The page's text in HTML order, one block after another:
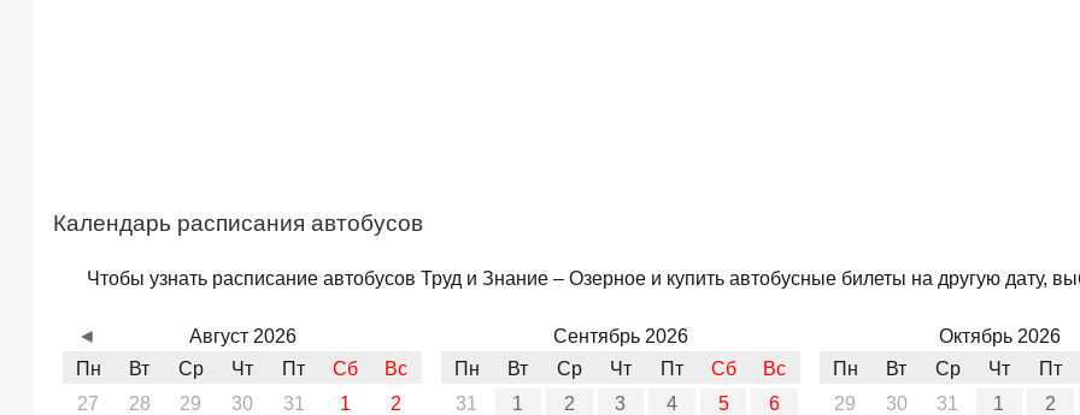
Календарь расписания автобусов
Чтобы узнать расписание автобусов Труд и Знание – Озерное и купить автобусные билеты на другую дату,
Август 2026
Пн
Вт Ср Чт Пт Сб
Вс
27
28 29 30 31 1
2
Сентябрь 2026
Пн
Вт Ср Чт Пт Сб
Вс
31
1 2 3 4 5
6
Октябрь 2026
Пн
Вт Ср Чт
Пт
29
30 31 1
2
◄